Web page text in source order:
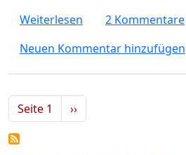
Weiterlesen über2 Kommentare
Neuen Kommentar hinzufügen
Seitennummerierung
Seite 1 Nächste Seite
››